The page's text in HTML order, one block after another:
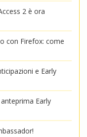
2 è ora
con Firefox: come
e Early
Early